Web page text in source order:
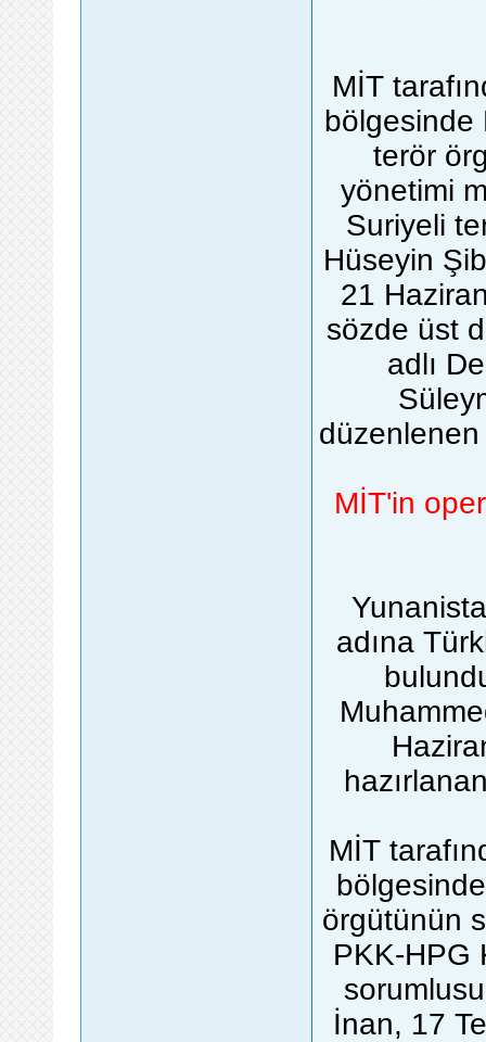
MİT
bölgesinde
terör
yönetimi
Suriyeli
Hüseyin
21
sözde üst
adlı
MİT'in
adına
MİT
örgütünün
PKK-HPG
İnan, 17